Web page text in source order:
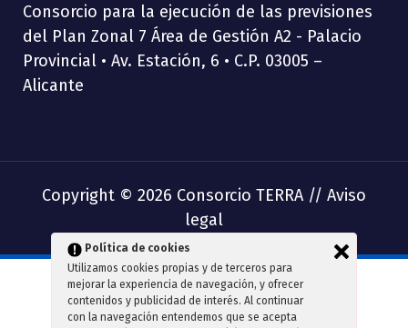
Consorcio para la ejecución de las previsiones
del Plan Zonal 7 Área de Gestión A2 - Palacio
Provincial • Av. Estación, 6 • C.P. 03005 –
Alicante
Copyright © 2026 Consorcio TERRA // Aviso
legal
Política de cookies
Utilizamos cookies propias y de terceros para
mejorar la experiencia de navegación, y ofrecer
contenidos y publicidad de interés. Al continuar
con la navegación entendemos que se acepta